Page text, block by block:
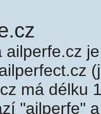
ailperfe.cz
má délku
"ailperfe"